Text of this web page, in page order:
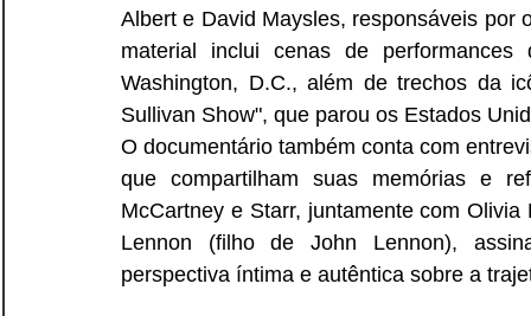
Albert e David Maysles, responsáveis por
material inclui cenas de
Washington, D.C., além de trechos da
Sullivan Show", que parou os Estados
O documentário também conta com
que compartilham suas memórias e
McCartney e Starr, juntamente com
Lennon (filho de John Lennon),
perspectiva íntima e autêntica sobre a